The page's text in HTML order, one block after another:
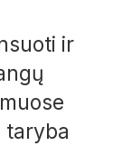
ir
taryba